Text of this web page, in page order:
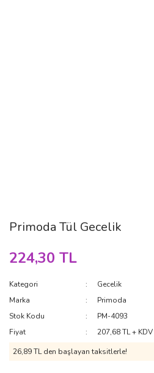
Primoda Tül Gecelik
224,30 TL
Kategori
Gecelik
Marka
Primoda
Stok Kodu
PM-4093
Fiyat
207,68 TL + KDV
26,89 TL den başlayan taksitlerle!